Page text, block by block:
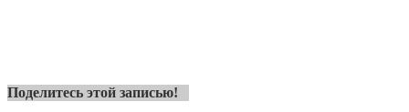
Поделитесь этой записью!